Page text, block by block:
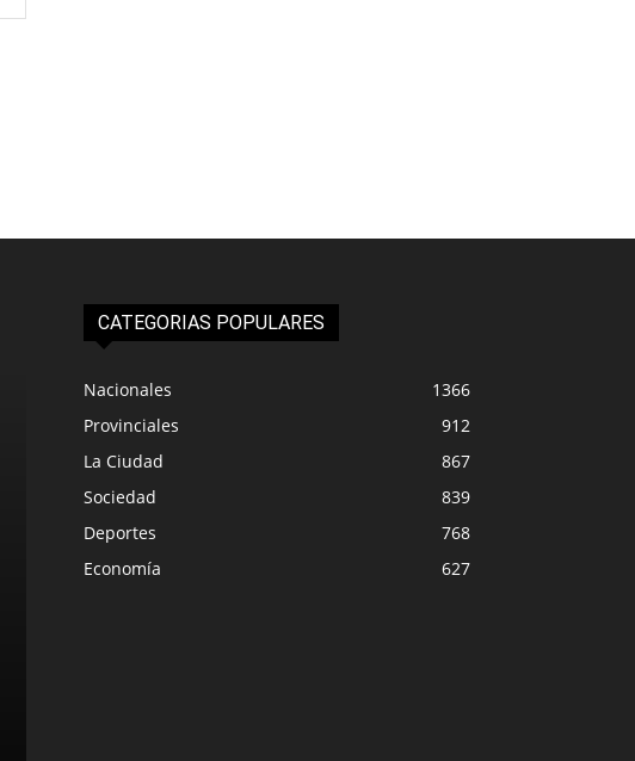
CATEGORIAS POPULARES
Nacionales
1366
Provinciales
912
La Ciudad
867
Sociedad
839
Deportes
768
Economía
627